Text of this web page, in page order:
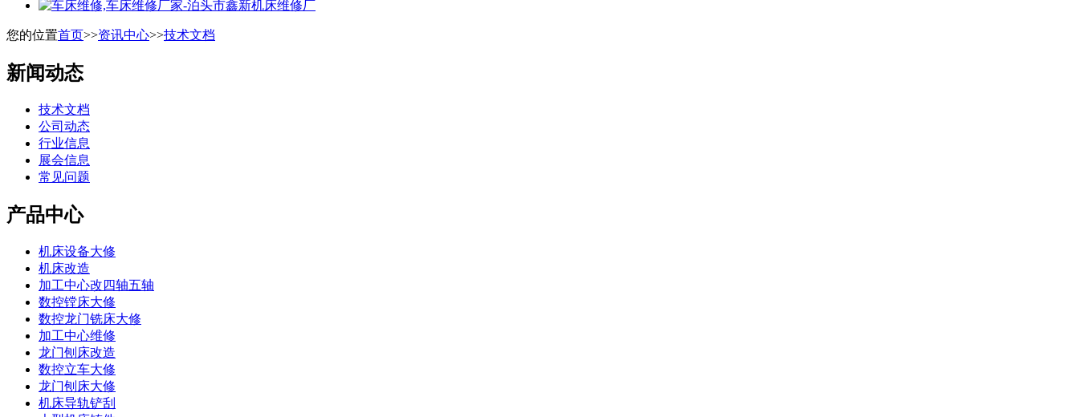
您的位置首页>>资讯中心>>技术文档
新闻动态
技术文档
公司动态
行业信息
展会信息
常见问题
产品中心
机床设备大修
机床改造
加工中心改四轴五轴
数控镗床大修
数控龙门铣床大修
加工中心维修
龙门刨床改造
数控立车大修
龙门刨床大修
机床导轨铲刮